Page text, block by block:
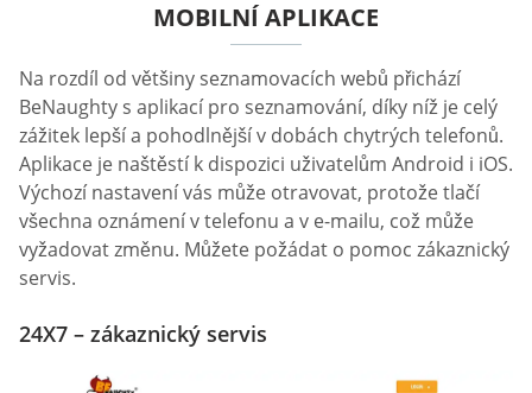
MOBILNÍ APLIKACE
Na rozdíl od většiny seznamovacích webů přichází
BeNaughty s aplikací pro seznamování, díky níž je celý
zážitek lepší a pohodlnější v dobách chytrých telefonů.
Aplikace je naštěstí k dispozici uživatelům Android i iOS.
Výchozí nastavení vás může otravovat, protože tlačí
všechna oznámení v telefonu a v e-mailu, což může
vyžadovat změnu. Můžete požádat o pomoc zákaznický
servis.
24X7 – zákaznický servis